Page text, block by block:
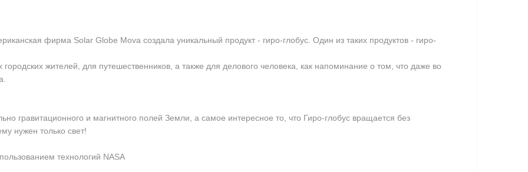
фирма Solar Globe Mova создала уникальный продукт - гиро-глобус. Один из таких продуктов - гиро-
жителей, для путешественников, а также для делового человека, как напоминание о том, что даже во
гравитационного и магнитного полей Земли, а самое интересное то, что Гиро-глобус вращается без
нужен только свет!
технологий NASA